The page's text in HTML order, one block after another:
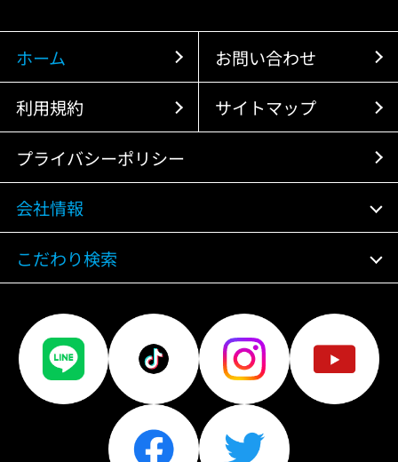
ホーム お問い合わせ
利用規約 サイトマップ
プライバシーポリシー
会社情報
こだわり検索